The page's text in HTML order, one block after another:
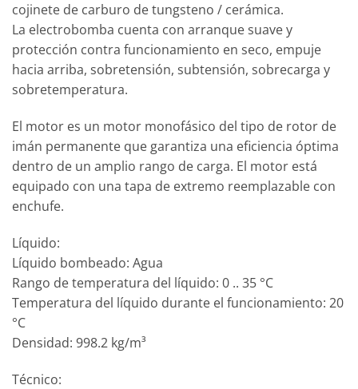
cojinete de carburo de tungsteno / cerámica.
La electrobomba cuenta con arranque suave y
protección contra funcionamiento en seco, empuje
hacia arriba, sobretensión, subtensión, sobrecarga y
sobretemperatura.
El motor es un motor monofásico del tipo de rotor de
imán permanente que garantiza una eficiencia óptima
dentro de un amplio rango de carga. El motor está
equipado con una tapa de extremo reemplazable con
enchufe.
Líquido:
Líquido bombeado: Agua
Rango de temperatura del líquido: 0 .. 35 °C
Temperatura del líquido durante el funcionamiento: 20
°C
Densidad: 998.2 kg/m³
Técnico: